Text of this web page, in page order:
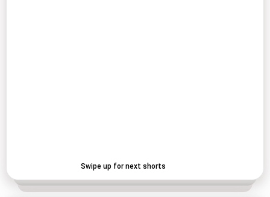
Swipe up for next shorts